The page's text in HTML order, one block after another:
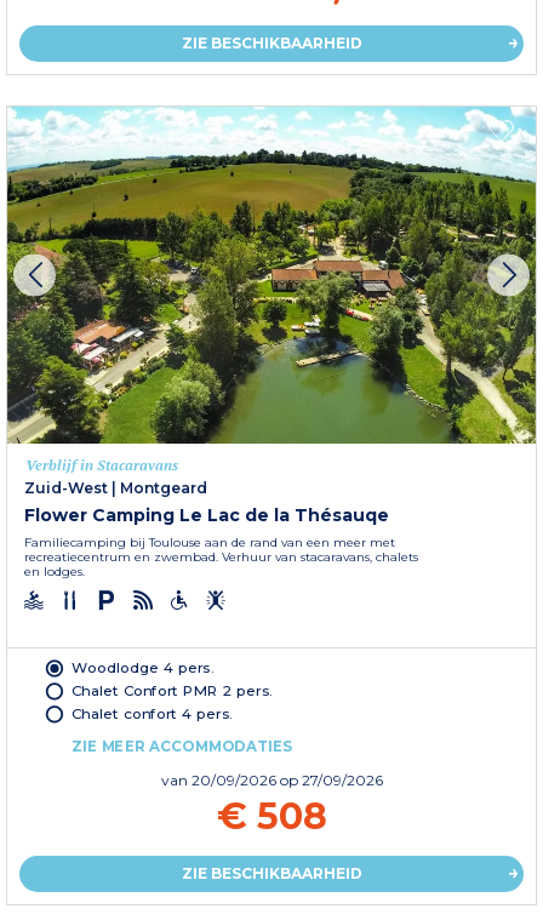
ZIE BESCHIKBAARHEID
Verblijf in Stacaravans
Zuid-West | Montgeard
Flower Camping Le Lac de la Thésauqe
Familiecamping bij Toulouse aan de rand van een meer met
recreatiecentrum en zwembad. Verhuur van stacaravans, chalets
en lodges.
Woodlodge 4 pers.
Chalet Confort PMR 2 pers.
Chalet confort 4 pers.
ZIE MEER ACCOMMODATIES
van 20/09/2026 op 27/09/2026
€ 508
ZIE BESCHIKBAARHEID